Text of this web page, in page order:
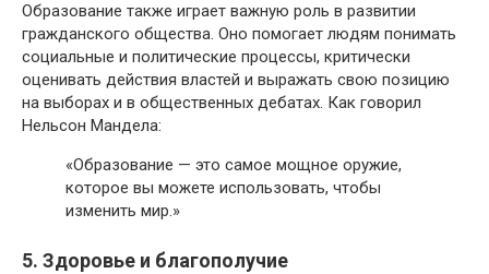
Образование также играет важную роль в развитии
гражданского общества. Оно помогает людям понимать
социальные и политические процессы, критически
оценивать действия властей и выражать свою позицию
на выборах и в общественных дебатах. Как говорил
Нельсон Мандела:
«Образование — это самое мощное оружие,
которое вы можете использовать, чтобы
изменить мир.»
5. Здоровье и благополучие